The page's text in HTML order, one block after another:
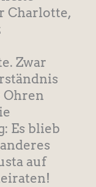
Charlotte,
Zwar
Ohren
Es blieb
auf